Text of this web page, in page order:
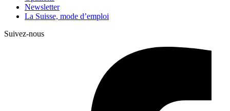
Newsletter
La Suisse, mode d’emploi
Suivez-nous